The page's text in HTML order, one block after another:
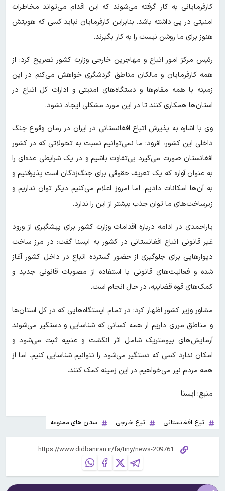
کارفرمایانی به کار گرفته می‌شوند که این اقدام می‌تواند مخاطرات
امنیتی در پی داشته باشد. بنابراین کارفرمایان نباید کسی که هویتش
هنوز برای ما روشن نیست را به کار بگیرند.
رئیس مرکز امور اتباع و مهاجرین خارجی وزارت کشور تصریح کرد: از
همه کارفرمایان و مالکان مناطق گردشگری خواهش می‌کنم در این
زمینه با همه مقام‌ها و دستگاه‌های امنیتی و ادارات کل اتباع در
استان‌ها همکاری کنند تا در این مورد مشکلی ایجاد نشود.
وی با اشاره به پذیرش اتباع افغانستانی در ایران در زمان وقوع جنگ
داخلی این کشور، افزود: ما نمی‌توانیم نسبت به تحولاتی که در کشور
افغانستان صورت می‌گیرد بی‌تفاوت باشیم و در یک شرایطی عده‌ای را
به عنوان آواره که یک تعریف حقوقی برای جنگ‌زدگان است پذیرفتیم و
به آن‌ها امکانات دادیم. اما امروز اعلام می‌کنیم دیگر توان نداریم و
زیرساخت‌های ما توان جذب بیشتر از این را ندارد.
یاراحمدی در ادامه درباره اقدامات وزارت کشور برای پیشگیری از ورود
غیر قانونی اتباع افغانستانی در کشور به ایسنا گفت: در مرز ساخت
دیوارهایی برای جلوگیری از حضور گسترده اتباع در داخل کشور آغاز
شده و فعالیت‌های قانونی با استفاده از مصوبات قانونی جدید و
کمک‌های قوه قضاییه، در حال انجام است.
مشاور وزیر کشور اظهار کرد: در تمام ایستگاه‌هایی که در کل استان‌ها
و مناطق مرزی داریم از همه کسانی که شناسایی و دستگیر می‌شوند
آزمایش‌های بیومتریک شامل اثر انگشت و عنبیه ثبت می‌شود و
امکان ندارد کسی که دستگیر می‌شود را نتوانیم شناسایی کنیم. اما از
همه مردم نیز می‌خواهیم در این زمینه کمک کنند.
منبع: ایسنا
اتباع افغانستانی اتباع خارجی استان های ممنوعه